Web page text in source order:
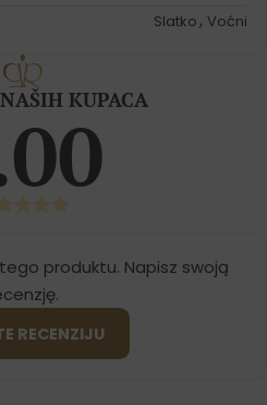
Slatko , Voćni
NAŠIH KUPACA
produktu. Napisz swoją
RECENZIJU